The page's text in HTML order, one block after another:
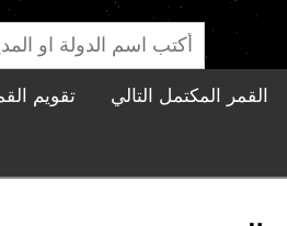
القمر المكتمل التالي تقويم